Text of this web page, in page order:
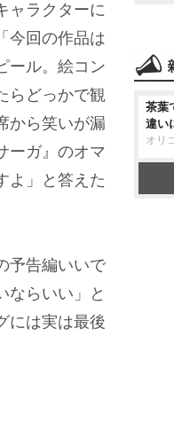
ャラクターに
今回の作品は
ール。絵コン
らどっかで観
から笑いが漏
ーガ』のオマ
よ」と答えた
予告編いいで
ならいい」と
には実は最後
茶葉
違い
オリ